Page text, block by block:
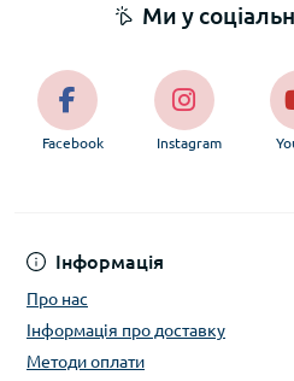
Інформація
Про нас
Інформація про доставку
Методи оплати
Ми у
Facebook Instagram